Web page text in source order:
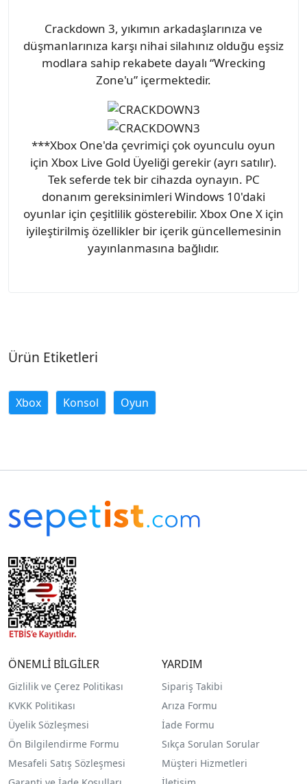
Crackdown 3, yıkımın arkadaşlarınıza ve
düşmanlarınıza karşı nihai silahınız olduğu eşsiz
modlara sahip rekabete dayalı “Wrecking
Zone'u” içermektedir.
***Xbox One'da çevrimiçi çok oyunculu oyun
için Xbox Live Gold Üyeliği gerekir (ayrı satılır).
Tek seferde tek bir cihazda oynayın. PC
donanım gereksinimleri Windows 10'daki
oyunlar için çeşitlilik gösterebilir. Xbox One X için
iyileştirilmiş özellikler bir içerik güncellemesinin
yayınlanmasına bağlıdır.
Ürün Etiketleri
Xbox Konsol Oyun
ÖNEMLİ BİLGİLER
Gizlilik ve Çerez Politikası
KVKK Politikası
Üyelik Sözleşmesi
Ön Bilgilendirme Formu
Mesafeli Satış Sözleşmesi
YARDIM
Sipariş Takibi
Arıza Formu
İade Formu
Sıkça Sorulan Sorular
Müşteri Hizmetleri